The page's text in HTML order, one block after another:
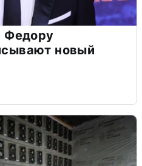
Федору
новый